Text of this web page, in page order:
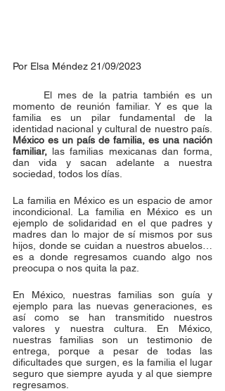
Por Elsa Méndez 21/09/2023
El mes de la patria también es un
momento de reunión familiar. Y es que la
familia es un pilar fundamental de la
México es un país de familia, es una nación
familiar, las familias mexicanas dan forma,
dan vida y sacan adelante a nuestra
sociedad, todos los días.
La familia en México es un espacio de amor
incondicional. La familia en México es un
ejemplo de solidaridad en el que padres y
madres dan lo major de sí mismos por sus
hijos, donde se cuidan a nuestros abuelos…
es a donde regresamos cuando algo nos
preocupa o nos quita la paz.
En México, nuestras familias son guía y
ejemplo para las nuevas generaciones, es
así como se han transmitido nuestros
valores y nuestra cultura. En México,
nuestras familias son un testimonio de
entrega, porque a pesar de todas las
dificultades que surgen, es la familia el lugar
seguro que siempre ayuda y al que siempre
regresamos.